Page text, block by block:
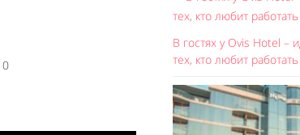
В гостях у Ovis Hotel –
тех, кто любит